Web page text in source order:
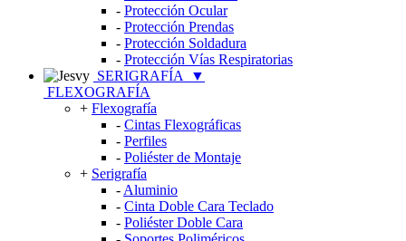
- Protección Ocular
- Protección Prendas
- Protección Soldadura
- Protección Vías Respiratorias
SERIGRAFÍA
▼
FLEXOGRAFÍA
+ Flexografía
- Cintas Flexográficas
- Perfiles
- Poliéster de Montaje
+ Serigrafía
- Aluminio
- Cinta Doble Cara Teclado
- Poliéster Doble Cara